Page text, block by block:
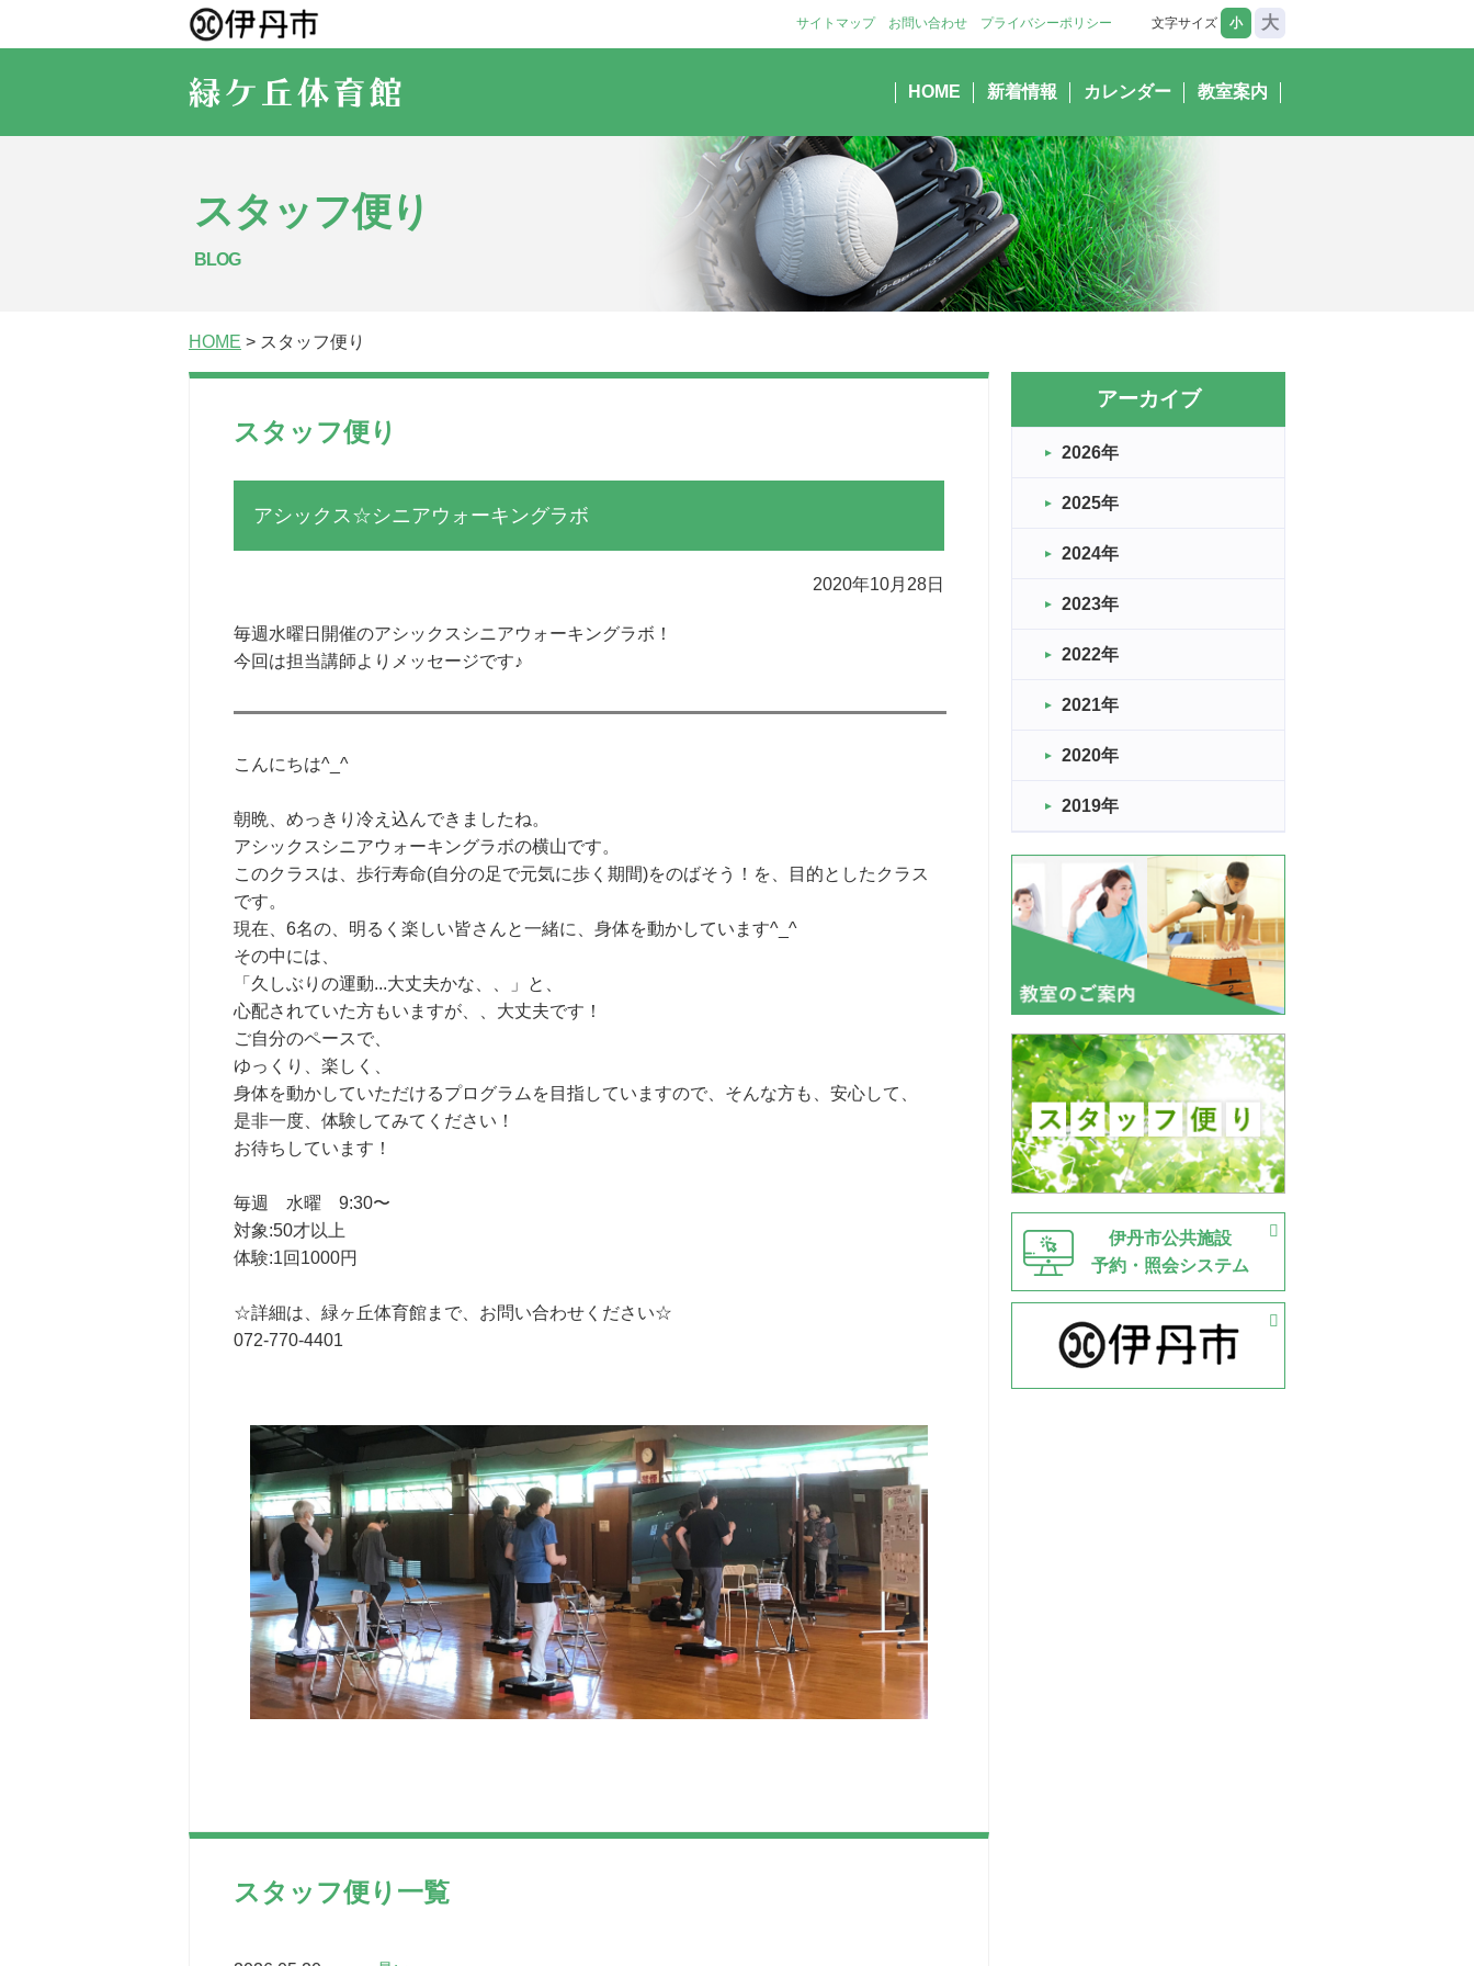
サイトマップ お問い合わせ プライバシーポリシー
HOME 新着情報 カレンダー 教室案内
文字サイズ 小 大
スタッフ便り
BLOG
HOME > スタッフ便り
スタッフ便り
アシックス☆シニアウォーキングラボ
2020年10月28日
毎週水曜日開催のアシックスシニアウォーキングラボ！
今回は担当講師よりメッセージです♪
こんにちは^_^
朝晩、めっきり冷え込んできましたね。
アシックスシニアウォーキングラボの横山です。
このクラスは、歩行寿命(自分の足で元気に歩く期間)をのばそう！を、目的としたクラス
です。
現在、6名の、明るく楽しい皆さんと一緒に、身体を動かしています^_^
その中には、
「久しぶりの運動...大丈夫かな、、」と、
心配されていた方もいますが、、大丈夫です！
ご自分のペースで、
ゆっくり、楽しく、
身体を動かしていただけるプログラムを目指していますので、そんな方も、安心して、
是非一度、体験してみてください！
お待ちしています！
毎週 水曜 9:30〜
対象:50才以上
体験:1回1000円
☆詳細は、緑ヶ丘体育館まで、お問い合わせください☆
072-770-4401
スタッフ便り一覧
アーカイブ
2026年
2025年
2024年
2023年
2022年
2021年
2020年
2019年
伊丹市公共施設
予約・照会システム